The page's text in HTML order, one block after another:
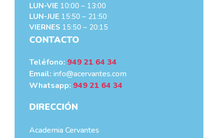
LUN-VIE 10:00 – 13:00
LUN-JUE 15:50 – 21:50
VIERNES 15:50 – 20:15
CONTACTO
Teléfono: 949 21 64 34
Email: info@acervantes.com
Whatsapp: 949 21 64 34
DIRECCIÓN
Academia Cervantes